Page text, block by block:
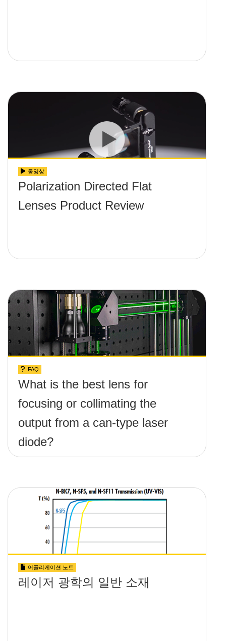
동영상
Polarization Directed Flat
Lenses Product Review
FAQ
What is the best lens for
focusing or collimating the
output from a can-type laser
diode?
어플리케이션 노트
레이저 광학의 일반 소재